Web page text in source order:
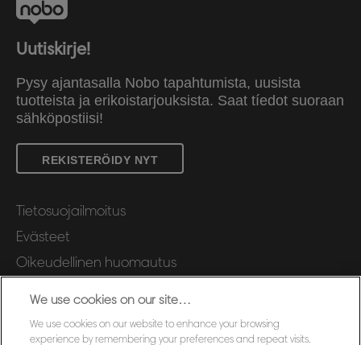
Uutiskirje!
Pysy ajantasalla Nobo tapahtumista, uusista
tuotteista ja erikoistarjouksista. Saat tíedot suoraan
sähköpostiisi!
REKISTERÖIDY NYT
Tietosuojailmoitus
Evästeet
Oikeudellinen huomautus
Asiakastuki
We use cookies on our site…
We use cookies on our website to enhance your browsing
experience by remembering your preferences and repeat visits.